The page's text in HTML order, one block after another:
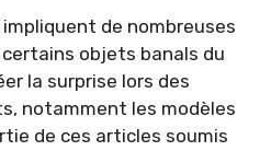
de nombreuses
objets banals du
la surprise lors des
notamment les modèles
de ces articles soumis